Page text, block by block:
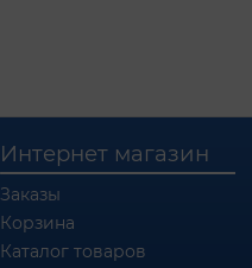
Интернет магазин
Заказы
Корзина
Каталог товаров